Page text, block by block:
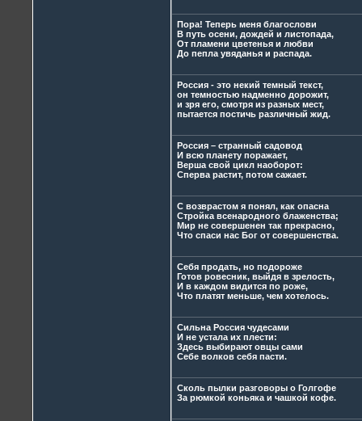
Пора! Теперь меня благослови
В путь осени, дождей и листопада,
От пламени цветенья и любви
До пепла увяданья и распада.
Россия - это некий темный текст,
он темностью надменно дорожит,
и зря его, смотря из разных мест,
пытается постичь различный жид.
Россия – странный садовод
И всю планету поражает,
Верша свой цикл наоборот:
Сперва растит, потом сажает.
С возврастом я понял, как опасна
Стройка всенародного блаженства;
Мир не совершенен так прекрасно,
Что спаси нас Бог от совершенства.
Себя продать, но подороже
Готов ровесник, выйдя в зрелость,
И в каждом видится по роже,
Что платят меньше, чем хотелось.
Сильна Россия чудесами
И не устала их плести:
Здесь выбирают овцы сами
Себе волков себя пасти.
Сколь пылки разговоры о Голгофе
За рюмкой коньяка и чашкой кофе.